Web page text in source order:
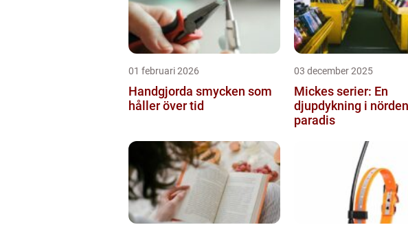
01 februari 2026
Handgjorda smycken som
håller över tid
03 december 2025
Mickes serier: En
djupdykning i
paradis